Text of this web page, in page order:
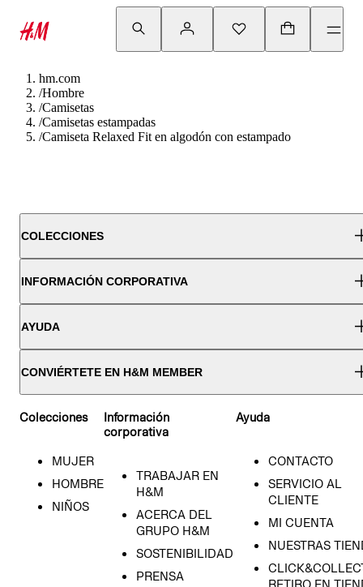
hm.com
/Hombre
/Camisetas
/Camisetas estampadas
/Camiseta Relaxed Fit en algodón con estampado
COLECCIONES
INFORMACIÓN CORPORATIVA
AYUDA
CONVIÉRTETE EN H&M MEMBER
Colecciones
MUJER
HOMBRE
NIÑOS
Información
corporativa
TRABAJAR EN
H&M
ACERCA DEL
GRUPO H&M
SOSTENIBILIDAD
PRENSA
Ayuda
CONTACTO
SERVICIO AL
CLIENTE
MI CUENTA
NUESTRAS